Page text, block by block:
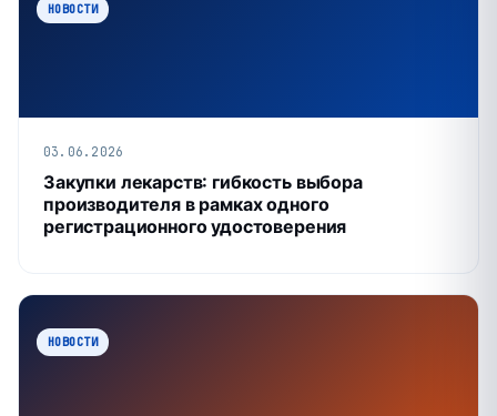
НОВОСТИ
03.06.2026
Закупки лекарств: гибкость выбора
производителя в рамках одного
регистрационного удостоверения
НОВОСТИ